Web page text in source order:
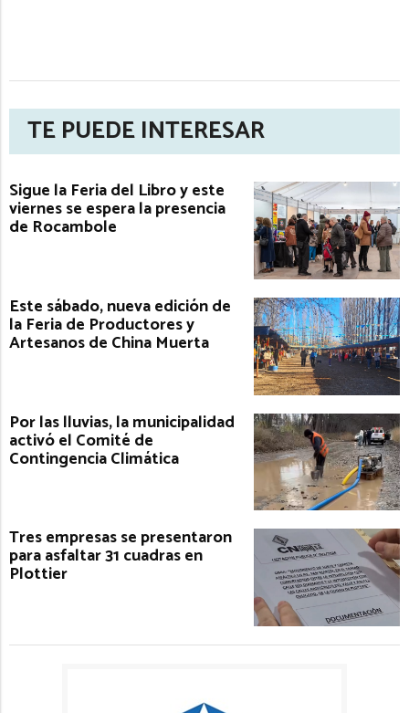
TE PUEDE INTERESAR
Sigue la Feria del Libro y este
viernes se espera la presencia
de Rocambole
Este sábado, nueva edición de
la Feria de Productores y
Artesanos de China Muerta
Por las lluvias, la municipalidad
activó el Comité de
Contingencia Climática
Tres empresas se presentaron
para asfaltar 31 cuadras en
Plottier